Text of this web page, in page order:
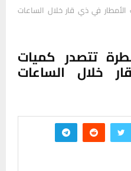
الأمطار في ذي قار خلال الساعات
تتصدر كميات
خلال الساعات